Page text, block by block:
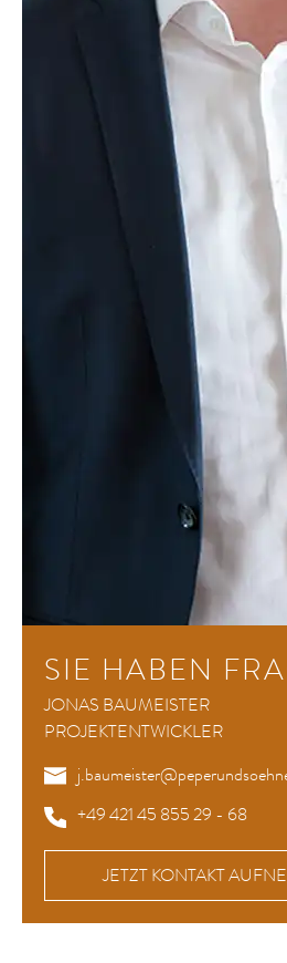
SIE HABEN
JONAS BAUMEISTER
PROJEKTENTWICKLER
+49 421 45 855 29 - 68
JETZT KONTAKT